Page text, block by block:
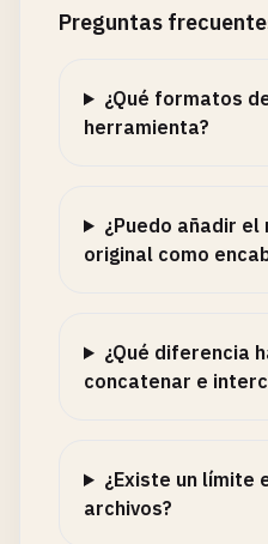
Preguntas
¿Qué formatos
herramienta?
¿Puedo añadir
original como
¿Qué diferencia
concatenar e
¿Existe un límite
archivos?